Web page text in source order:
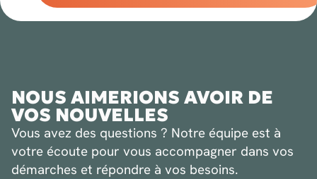
NOUS AIMERIONS AVOIR DE
VOS NOUVELLES
Vous avez des questions ? Notre équipe est à
votre écoute pour vous accompagner dans vos
démarches et répondre à vos besoins.